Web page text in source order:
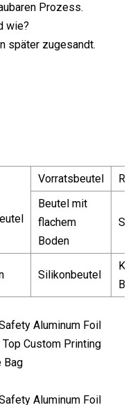
Prozess.
wie?
später zugesandt.
Vorratsbeutel
Beutel mit
flachem
Boden
Silikonbeutel